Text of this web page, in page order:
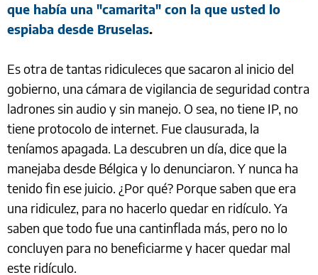
que había una "camarita" con la que usted lo
espiaba desde Bruselas.
Es otra de tantas ridiculeces que sacaron al inicio del
gobierno, una cámara de vigilancia de seguridad contra
ladrones sin audio y sin manejo. O sea, no tiene IP, no
tiene protocolo de internet. Fue clausurada, la
teníamos apagada. La descubren un día, dice que la
manejaba desde Bélgica y lo denunciaron. Y nunca ha
tenido fin ese juicio. ¿Por qué? Porque saben que era
una ridiculez, para no hacerlo quedar en ridículo. Ya
saben que todo fue una cantinflada más, pero no lo
concluyen para no beneficiarme y hacer quedar mal
este ridículo.